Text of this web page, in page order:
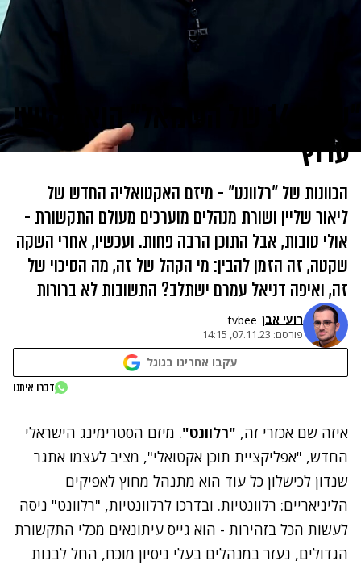
"ערוץ 14 של השמאל" הוא בקושי
"ערוץ"
הכוונות של "רלוונט" - מיזם האקטואליה החדש של
ליאור שליין ושורת מנהלים מוערכים מעולם התקשורת -
אולי טובות, אבל התוכן הרבה פחות. ועכשיו, אחרי השקה
שקטה, זה הזמן להבין: מי הקהל של זה, מה הסיכוי של
זה, ואיפה דניאל עמרם ישתלב? התשובות לא ברורות
רועי אבן tvbee
פורסם: 07.11.23, 14:15
עקבו אחרינו בגוגל
דברו איתנו
איזה שם אכזרי זה, "רלוונט". מיזם הסטרימינג הישראלי
החדש, "אפליקציית תוכן אקטואלי", מציב לעצמו אתגר
שנדון לכישלון כל עוד הוא מתנהל מחוץ לאפיקים
הליניאריים: רלוונטיות. ובדרכו לרלוונטיות, "רלוונט" ניסה
לעשות הכל בזהירות - הוא גייס עיתונאים מכלי התקשורת
הגדולים, נעזר במנהלים בעלי ניסיון מוכח, החל לבנות